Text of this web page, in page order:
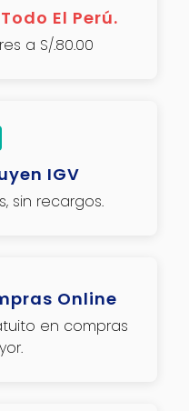
El Perú.
a S/.80.00
IGV
sin recargos.
Online
en compras